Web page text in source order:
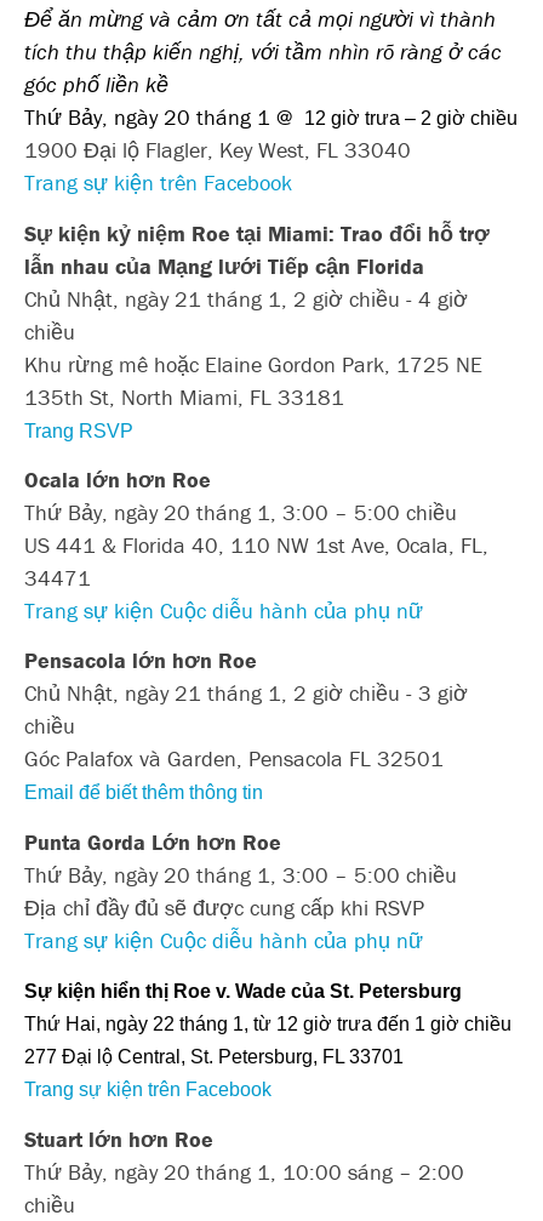
Để ăn mừng và cảm ơn tất cả mọi người vì thành
tích thu thập kiến nghị, với tầm nhìn rõ ràng ở các
góc phố liền kề
Thứ Bảy, ngày 20 tháng 1 @
12 giờ trưa – 2 giờ chiều
1900 Đại lộ Flagler, Key West, FL 33040
Trang sự kiện trên Facebook
Sự kiện kỷ niệm Roe tại Miami: Trao đổi hỗ trợ
lẫn nhau của Mạng lưới Tiếp cận Florida
Chủ Nhật, ngày 21 tháng 1, 2 giờ chiều - 4 giờ
chiều
Khu rừng mê hoặc Elaine Gordon Park, 1725 NE
135th St, North Miami, FL 33181
Trang RSVP
Ocala lớn hơn Roe
Thứ Bảy, ngày 20 tháng 1, 3:00 – 5:00 chiều
US 441 & Florida 40, 110 NW 1st Ave, Ocala, FL,
34471
Trang sự kiện Cuộc diễu hành của phụ nữ
Pensacola lớn hơn Roe
Chủ Nhật, ngày 21 tháng 1, 2 giờ chiều - 3 giờ
chiều
Góc Palafox và Garden, Pensacola FL 32501
Email để biết thêm thông tin
Punta Gorda Lớn hơn Roe
Thứ Bảy, ngày 20 tháng 1, 3:00 – 5:00 chiều
Địa chỉ đầy đủ sẽ được cung cấp khi RSVP
Trang sự kiện Cuộc diễu hành của phụ nữ
Sự kiện hiển thị Roe v. Wade của St. Petersburg
Thứ Hai, ngày 22 tháng 1, từ 12 giờ trưa đến 1 giờ chiều
277 Đại lộ Central, St. Petersburg, FL 33701
Trang sự kiện trên Facebook
Stuart lớn hơn Roe
Thứ Bảy, ngày 20 tháng 1, 10:00 sáng – 2:00
chiều